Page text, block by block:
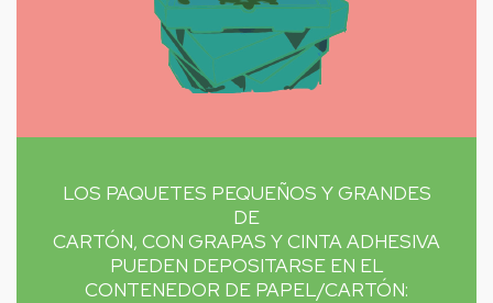
LOS PAQUETES PEQUEÑOS Y GRANDES
DE
CARTÓN, CON GRAPAS Y CINTA ADHESIVA
PUEDEN DEPOSITARSE EN EL
CONTENEDOR DE PAPEL/CARTÓN: